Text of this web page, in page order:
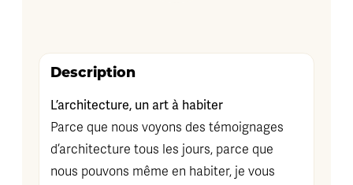
Description
L’architecture, un art à habiter
Parce que nous voyons des témoignages
d’architecture tous les jours, parce que
nous pouvons même en habiter, je vous